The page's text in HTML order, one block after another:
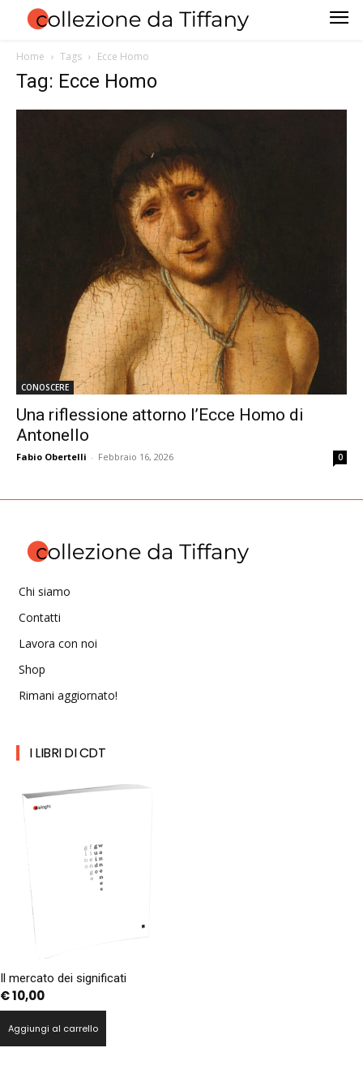
Home Tags Ecce Homo
Tag: Ecce Homo
CONOSCERE
Una riflessione attorno l’Ecce Homo di
Antonello
Fabio Obertelli - Febbraio 16, 2026 0
Chi siamo
Contatti
Lavora con noi
Shop
Rimani aggiornato!
I LIBRI DI CDT
Il mercato dei significati
€10,00
Aggiungi al carrello